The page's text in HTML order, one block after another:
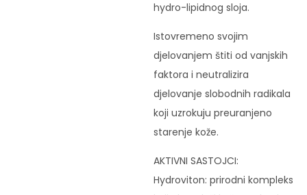
hydro-lipidnog sloja.
Istovremeno svojim
djelovanjem štiti od vanjskih
faktora i neutralizira
djelovanje slobodnih radikala
koji uzrokuju preuranjeno
starenje kože.
AKTIVNI SASTOJCI:
Hydroviton: prirodni kompleks